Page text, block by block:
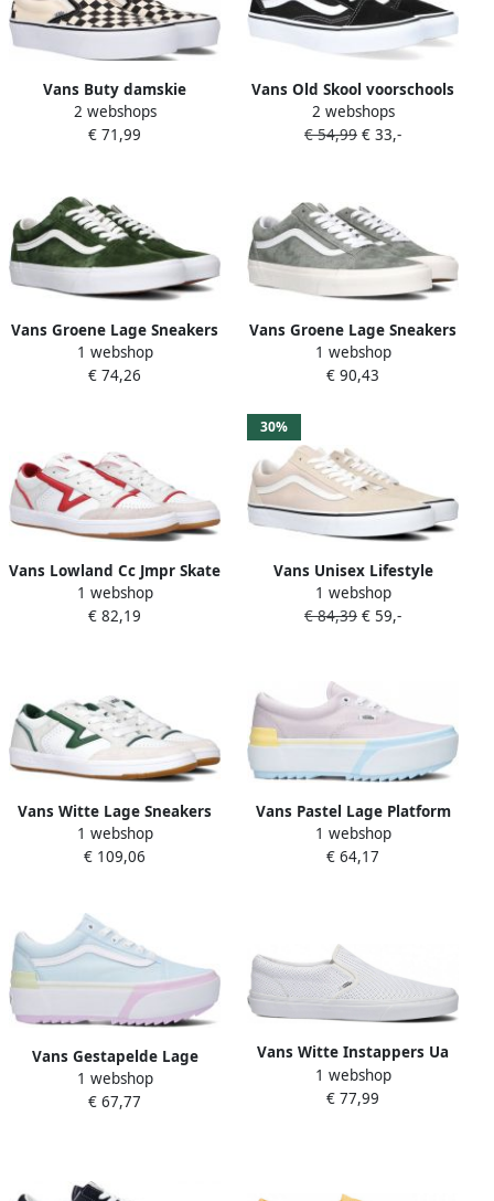
Vans Buty damskie
sneakersy UA Classic Slip
On Platform V18Ebww
2 webshops
€ 71,99
Vans Old Skool voorschools
Schoenen Black Leer Textil 5
Foot Locker
2 webshops
€ 54,99 € 33,-
Vans Groene Lage Sneakers
Ua Old Skool Men
1 webshop
€ 74,26
Vans Groene Lage Sneakers
Ua Old Skool
1 webshop
€ 90,43
Vans Lowland Cc Jmpr Skate
Schoenen court red white
maat: 42 beschikbare
1 webshop
€ 82,19
30%
Vans Unisex Lifestyle
Classic FTW Sneaker Old
Skool Color Theory French
1 webshop
€ 84,39 € 59,-
Vans Witte Lage Sneakers
Ua Lowland Cc Dames
1 webshop
€ 109,06
Vans Pastel Lage Platform
Sneaker Multicolor Dames
1 webshop
€ 64,17
Vans Gestapelde Lage
Sneaker Pastel Wit
Multicolor Dames
1 webshop
€ 67,77
Vans Witte Instappers Ua
Classic Slip on
1 webshop
€ 77,99